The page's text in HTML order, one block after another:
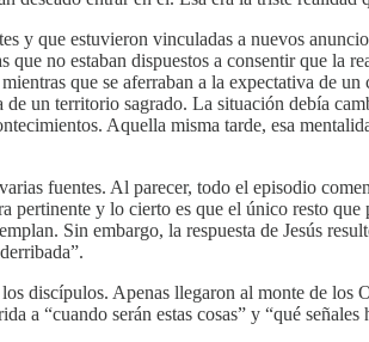
y que estuvieron vinculadas a nuevos
no estaban dispuestos a consentir que la
que se aferraban a la expectativa de
un territorio sagrado. La situación debía
Aquella misma tarde, esa
fuentes. Al parecer, todo el episodio
y lo cierto es que el único resto
Sin embargo, la respuesta de Jesús
discípulos. Apenas llegaron al monte de
a “cuando serán estas cosas” y “qué